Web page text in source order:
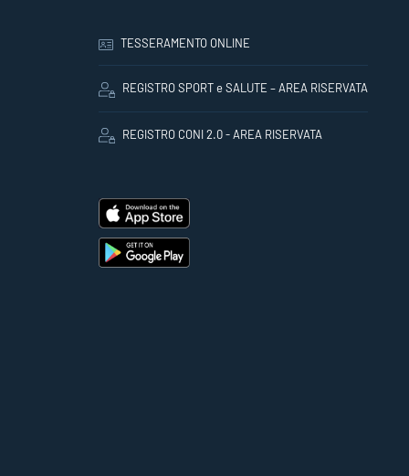
TESSERAMENTO ONLINE
REGISTRO SPORT e SALUTE – AREA RISERVATA
REGISTRO CONI 2.0 - AREA RISERVATA